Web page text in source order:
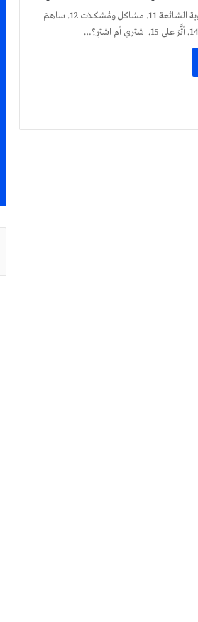
محتويات الأخطاء اللغوية الشائعة 11. مشاكل ومُشكلات 12. ساهمَ